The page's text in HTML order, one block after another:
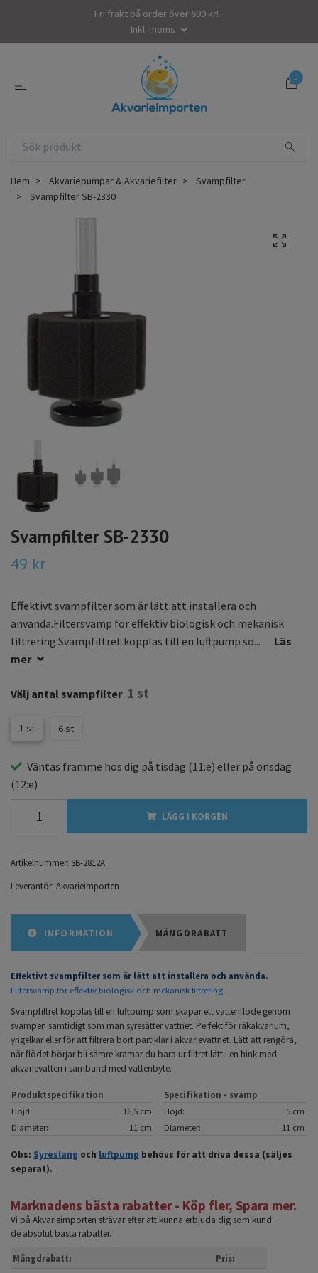
Fri frakt på order över 699 kr!
Inkl. moms
0
Hem Akvariepumpar & Akvariefilter
Svampfilter
Svampfilter SB-2330
Svampfilter SB-2330
49 kr
Effektivt svampfilter som är lätt att installera och
använda.Filtersvamp för effektiv biologisk och mekanisk
filtrering.Svampfiltret kopplas till en luftpump so...
Läs
mer
Välj antal svampfilter 1 st
1 st 6 st
Väntas framme hos dig på tisdag (11:e) eller på onsdag
(12:e)
LÄGG I KORGEN
Artikelnummer: SB-2812A
Leverantör: Akvarieimporten
INFORMATION MÄNGDRABATT
Effektivt svampfilter som är lätt att installera och använda.
Filtersvamp för effektiv biologisk och mekanisk filtrering.
Svampfiltret kopplas till en luftpump som skapar ett vattenflöde genom
svampen samtidigt som man syresätter vattnet. Perfekt för räkakvarium,
yngelkar eller för att filtrera bort partiklar i akvarievattnet. Lätt att rengöra,
när flödet börjar bli sämre kramar du bara ur filtret lätt i en hink med
akvarievatten i samband med vattenbyte.
Produktspecifikation
Specifikation - svamp
Höjd:
16,5 cm Höjd:
5 cm
Diameter:
11 cm Diameter: 11 cm
Obs: Syreslang och luftpump behövs för att driva dessa (säljes
separat).
Marknadens bästa rabatter - Köp fler, Spara mer.
Vi på Akvarieimporten strävar efter att kunna erbjuda dig som kund
de absolut bästa rabatter.
Mängdrabatt:
Pris: